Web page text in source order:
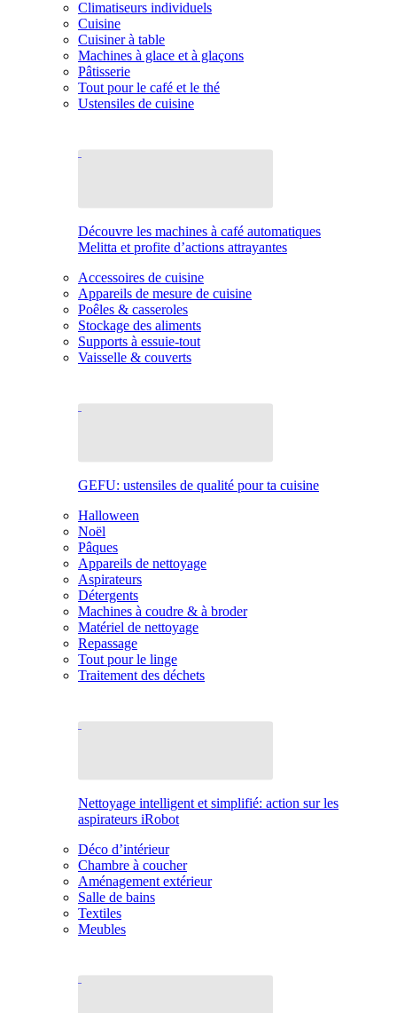
Climatiseurs individuels
Cuisine
Cuisiner à table
Machines à glace et à glaçons
Pâtisserie
Tout pour le café et le thé
Ustensiles de cuisine
Découvre les machines à café automatiques
Melitta et profite d’actions attrayantes
Accessoires de cuisine
Appareils de mesure de cuisine
Poêles & casseroles
Stockage des aliments
Supports à essuie-tout
Vaisselle & couverts
GEFU: ustensiles de qualité pour ta cuisine
Halloween
Noël
Pâques
Appareils de nettoyage
Aspirateurs
Détergents
Machines à coudre & à broder
Matériel de nettoyage
Repassage
Tout pour le linge
Traitement des déchets
Nettoyage intelligent et simplifié: action sur les
aspirateurs iRobot
Déco d’intérieur
Chambre à coucher
Aménagement extérieur
Salle de bains
Textiles
Meubles